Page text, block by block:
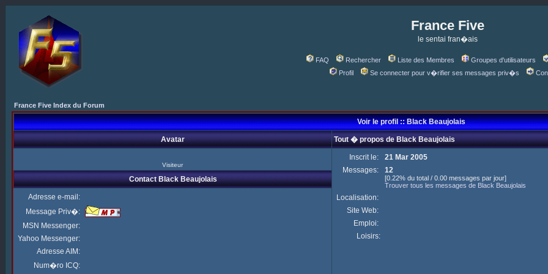
France Five
le sentai fran�ais
FAQ Rechercher Liste des Membres Groupes d'utilisateurs
Profil
Se connecter pour v�rifier ses messages priv�s
France Five Index du Forum
Voir le profil :: Black Beaujolais
Avatar Tout � propos de Black Beaujolais
Visiteur
Inscrit le:
21 Mar 2005
Messages:
12
[0.22% du total / 0.00 messages par jour]
Trouver tous les messages de Black Beaujolais
Localisation:
Site Web:
Emploi:
Loisirs:
Contact Black Beaujolais
Adresse e-mail:
Message Priv�:
MSN Messenger:
Yahoo Messenger:
Adresse AIM:
Num�ro ICQ: